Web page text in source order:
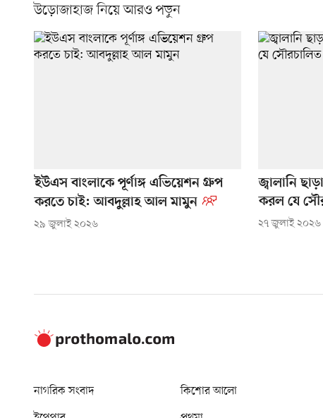
উড়োজাহাজ নিয়ে আরও পড়ুন
ইউএস বাংলাকে পূর্ণাঙ্গ এভিয়েশন গ্রুপ
করতে চাই: আবদুল্লাহ আল মামুন
২৯ জুলাই ২০২৬
জ্বালানি
করল যে
২৭ জুলাই ২০২৬
নাগরিক সংবাদ কিশোর আলো